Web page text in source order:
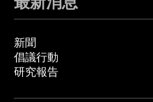
新聞
倡議行動
研究報告